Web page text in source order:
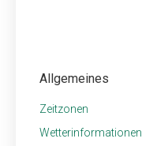
Allgemeines
Zeitzonen
Wetterinformationen